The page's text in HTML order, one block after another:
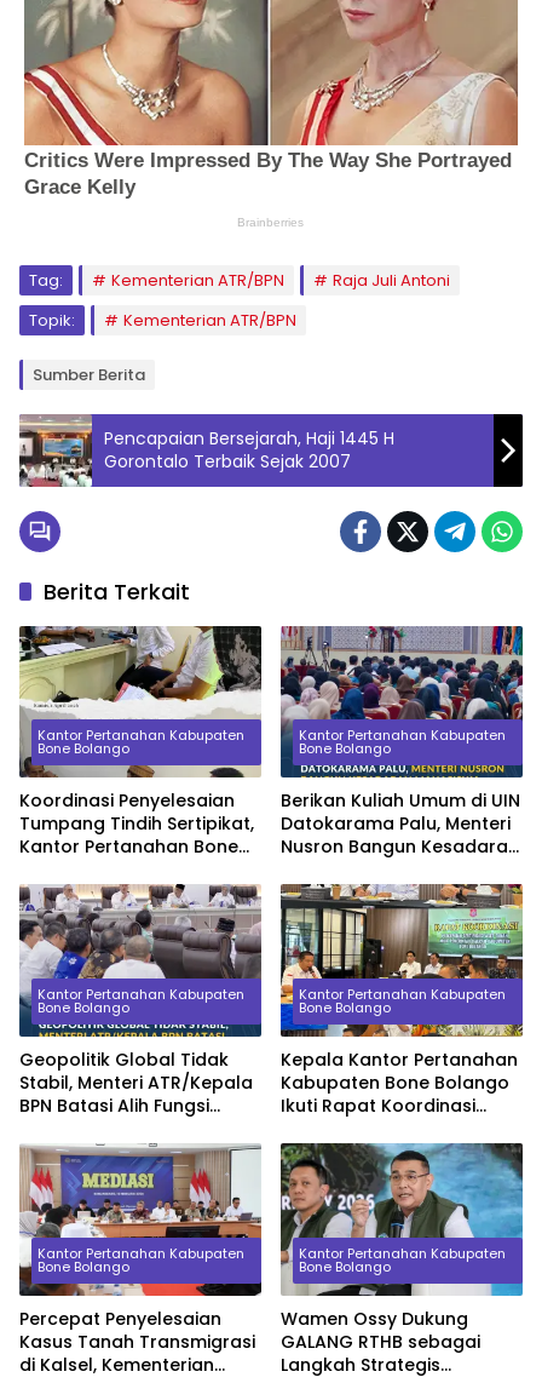
Tag: Kementerian ATR/BPN
Raja Juli Antoni
Topik:
Kementerian ATR/BPN
Sumber Berita
Pencapaian Bersejarah, Haji 1445 H
Gorontalo Terbaik Sejak 2007
Berita Terkait
Kantor Pertanahan Kabupaten
Bone Bolango
Koordinasi Penyelesaian
Tumpang Tindih Sertipikat,
Kantor Pertanahan Bone
Kanwil BPN Provinsi
Gorontalo
Kantor Pertanahan Kabupaten
Bone Bolango
Berikan Kuliah Umum di UIN
Datokarama Palu, Menteri
Nusron Bangun Kesadaran
Ekonomi Tanah
Kantor Pertanahan Kabupaten
Bone Bolango
Geopolitik Global Tidak
Stabil, Menteri ATR/Kepala
BPN Batasi Alih Fungsi
Ketahanan Pangan
Kantor Pertanahan Kabupaten
Bone Bolango
Kepala Kantor Pertanahan
Kabupaten Bone Bolango
Ikuti Rapat Koordinasi
Aset Tanah Pemerintah
Daerah
Kantor Pertanahan Kabupaten
Bone Bolango
Percepat Penyelesaian
Kasus Tanah Transmigrasi
di Kalsel, Kementerian
Kantor Pertanahan Kabupaten
Bone Bolango
Wamen Ossy Dukung
GALANG RTHB sebagai
Langkah Strategis